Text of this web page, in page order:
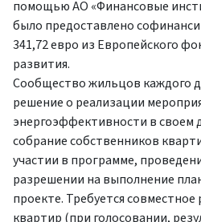
помощью АО «Финансовые
было предоставлено
341,72 евро из Европейского
развития.
Сообщество жильцов каждого
решение о реализации
энергоэффективности в своем
собрание собственников
участии в программе,
разрешении на выполнение
проекте. Требуется
квартир (при голосовании,